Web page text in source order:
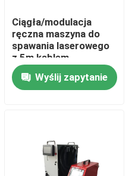
Ciągła/modulacja
ręczna maszyna do
spawania laserowego
z 5m kablem
pancernym M2 1.3
20umWyślij zapytanie